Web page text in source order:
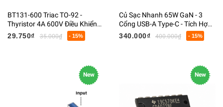
BT131-600 Triac TO-92 -
Thyristor 4A 600V Điều Khiển
Công Suất AC
29.750₫ 35.000₫ - 15%
Củ Sạc Nhanh 65W GaN - 3
Cổng USB-A Type-C - Tích Hợp
Cáp Rút - Màn Hình LED Hiển
340.000₫ 400.000₫ - 15%
New New